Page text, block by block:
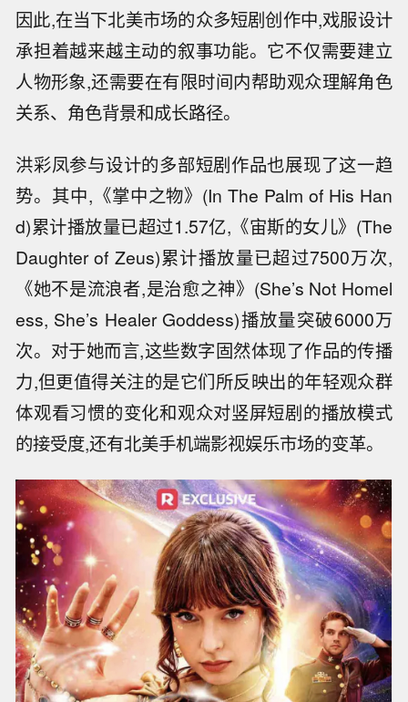
因此,在当下北美市场的众多短剧创作中,戏服设计
承担着越来越主动的叙事功能。它不仅需要建立
人物形象,还需要在有限时间内帮助观众理解角色
关系、角色背景和成长路径。
洪彩凤参与设计的多部短剧作品也展现了这一趋
势。其中,《掌中之物》(In The Palm of His Han
d)累计播放量已超过1.57亿,《宙斯的女儿》(The
Daughter of Zeus)累计播放量已超过7500万次,
《她不是流浪者,是治愈之神》(She’s Not Homel
ess, She’s Healer Goddess)播放量突破6000万
次。对于她而言,这些数字固然体现了作品的传播
力,但更值得关注的是它们所反映出的年轻观众群
体观看习惯的变化和观众对竖屏短剧的播放模式
的接受度,还有北美手机端影视娱乐市场的变革。